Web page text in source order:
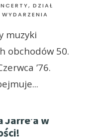
, DZIAŁ
muzyki
obchodów 50.
’76.
...
Jarre’a w